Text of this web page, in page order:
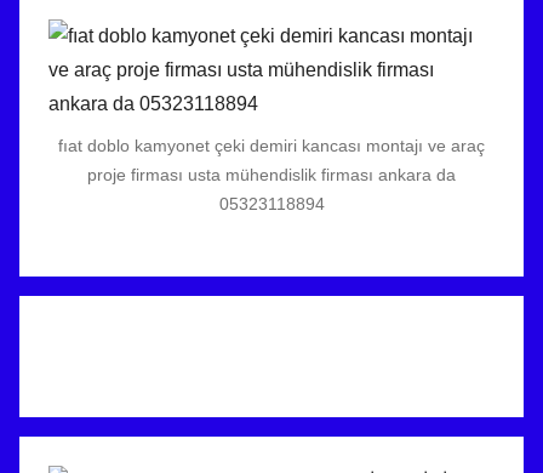
fıat doblo kamyonet çeki demiri kancası montajı ve araç
proje firması usta mühendislik firması ankara da
05323118894